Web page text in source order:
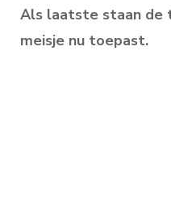
Als laatste staan de
meisje nu toepast.